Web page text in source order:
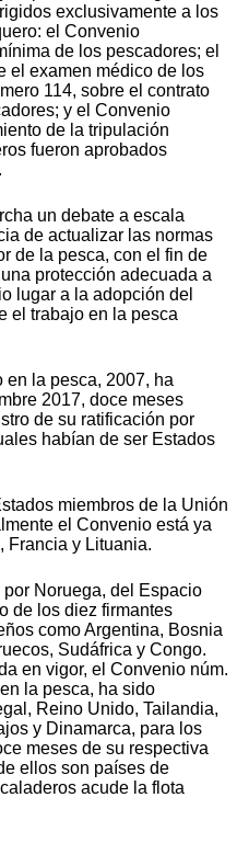
exclusivamente a los
el Convenio
de los pescadores; el
el examen médico de los
114, sobre el contrato
y el Convenio
de la tripulación
fueron aprobados
un debate a escala
de actualizar las normas
de la pesca, con el fin de
protección adecuada a
lugar a la adopción del
el trabajo en la pesca
en la pesca, 2007, ha
2017, doce meses
de su ratificación por
habían de ser Estados
miembros de la Unión
el Convenio está ya
Francia y Lituania.
Noruega, del Espacio
de los diez firmantes
como Argentina, Bosnia
Sudáfrica y Congo.
en vigor, el Convenio núm.
la pesca, ha sido
Reino Unido, Tailandia,
y Dinamarca, para los
meses de su respectiva
ellos son países de
acude la flota